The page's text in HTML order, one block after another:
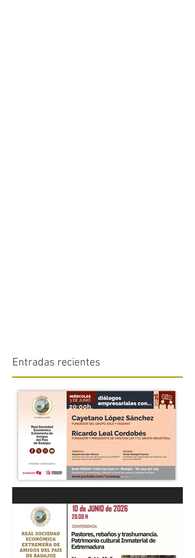
Entradas recientes
“DIÁLOGOS EMPRESARIALES
CON...” Cayetano López
Sánchez y Ricardo Leal